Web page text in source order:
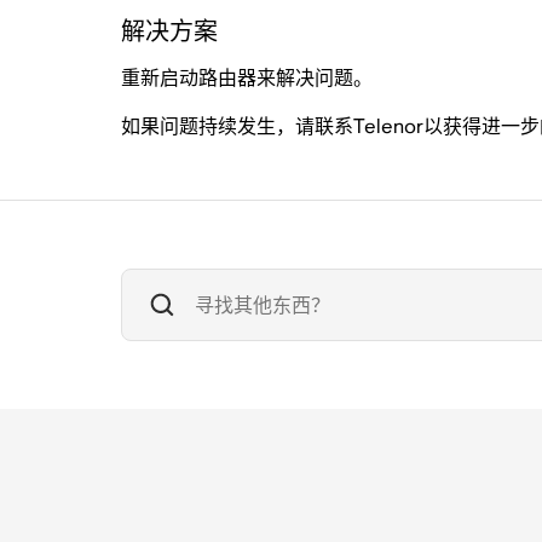
解决方案
重新启动路由器来解决问题。
如果问题持续发生，请联系Telenor以获得进一步